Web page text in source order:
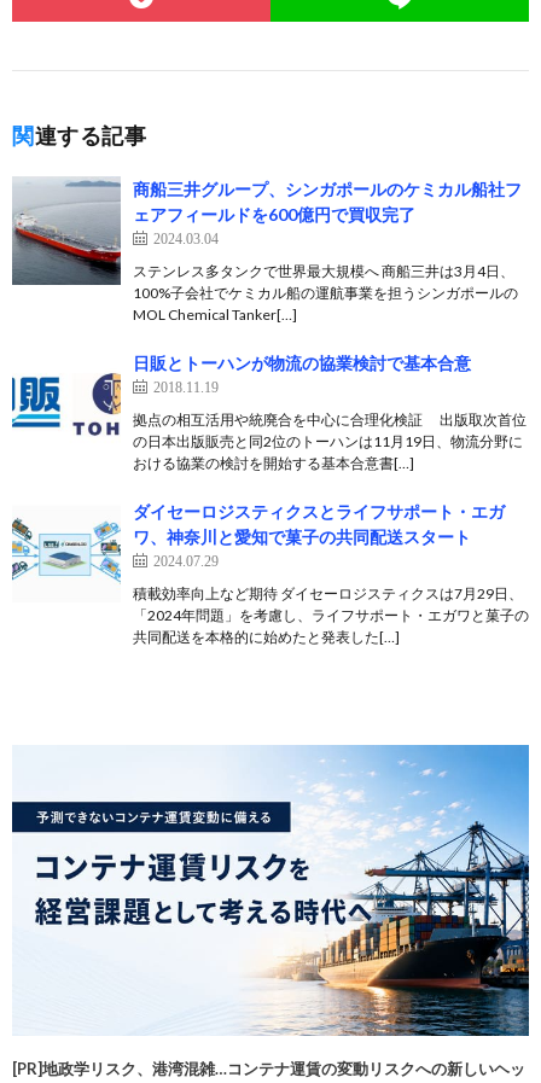
関連する記事
商船三井グループ、シンガポールのケミカル船社フ
ェアフィールドを600億円で買収完了
2024.03.04
ステンレス多タンクで世界最大規模へ 商船三井は3月4日、
100%子会社でケミカル船の運航事業を担うシンガポールの
MOL Chemical Tanker[…]
日販とトーハンが物流の協業検討で基本合意
2018.11.19
拠点の相互活用や統廃合を中心に合理化検証 出版取次首位
の日本出版販売と同2位のトーハンは11月19日、物流分野に
おける協業の検討を開始する基本合意書[…]
ダイセーロジスティクスとライフサポート・エガ
ワ、神奈川と愛知で菓子の共同配送スタート
2024.07.29
積載効率向上など期待 ダイセーロジスティクスは7月29日、
「2024年問題」を考慮し、ライフサポート・エガワと菓子の
共同配送を本格的に始めたと発表した[…]
[PR]地政学リスク、港湾混雑…コンテナ運賃の変動リスクへの新しいヘッ